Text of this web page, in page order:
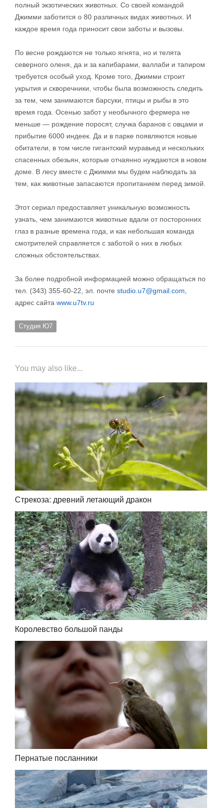
полный экзотических животных. Со своей командой
Джимми заботится о 80 различных видах животных. И
каждое время года приносит свои заботы и вызовы.
По весне рождаются не только ягнята, но и телята
северного оленя, да и за капибарами, валлаби и тапиром
требуется особый уход. Кроме того, Джимми строит
укрытия и скворечники, чтобы была возможность следить
за тем, чем занимаются барсуки, птицы и рыбы в это
время года. Осенью забот у необычного фермера не
меньше — рождение поросят, случка баранов с овцами и
прибытие 6000 индеек. Да и в парке появляются новые
обитатели, в том числе гигантский муравьед и нескольких
спасенных обезьян, которые отчаянно нуждаются в новом
доме. В лесу вместе с Джимми мы будем наблюдать за
тем, как животные запасаются пропитанием перед зимой.
Этот сериал предоставляет уникальную возможность
узнать, чем занимаются животные вдали от посторонних
глаз в разные времена года, и как небольшая команда
смотрителей справляется с заботой о них в любых
сложных обстоятельствах.
За более подробной информацией можно обращаться по
тел. (343) 355-60-22, эл. почте studio.u7@gmail.com
адрес сайта www.u7tv.ru
Студия Ю7
You may also like...
Стрекоза: древний летающий дракон
Королевство большой панды
Пернатые посланники